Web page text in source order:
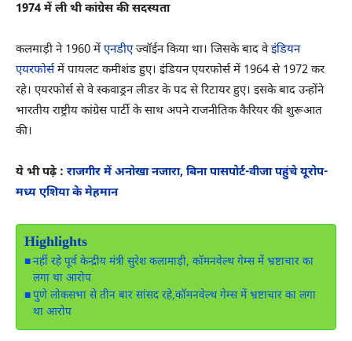
1974 में ली थी कांग्रेस की सदस्यता
कलमाड़ी ने 1960 मेंएनडीएज्वॉईन किया था। जिसके बाद वेइंडियन
एयरफोर्समें पायलट कमीशंड हुए। इंडियन एयरफोर्स में 1964 से 1972 कर
रहे। एयरफोर्स से वे स्कवाड्रन लीडर के पद से रिटायर हुए। इसके बाद उन्होंने
भारतीय राष्ट्रीय कांग्रेस पार्टी के साथ अपने राजनीतिक कैरियर की शुरूआत
की।
ये भी पढ़े : राजगीर में अनोखा नजारा, बिना पासपोर्ट-वीजा पहुंचे यूरोप-
मध्य एशिया के मेहमान
Highlights
नहीं रहे पूर्व केन्द्रीय मंत्री सुरेश कलामाड़ी, कॉमनवेल्थ गेम्स में भ्रष्टाचार का
लगा था आरोप
पुणे लोकसभा से तीन बार सांसद रहे,कॉमनवेल्थ गेम्स में भ्रष्टाचार का लगा
था आरोप